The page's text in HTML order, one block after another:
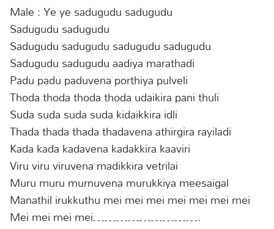
Male : Ye ye sadugudu sadugudu
Sadugudu sadugudu
Sadugudu sadugudu sadugudu sadugudu
Sadugudu sadugudu aadiya marathadi
Padu padu paduvena porthiya pulveli
Thoda thoda thoda thoda udaikira pani thuli
Suda suda suda suda kidaikkira idli
Thada thada thada thadavena athirgira rayiladi
Kada kada kadavena kadakkira kaaviri
Viru viru viruvena madikkira vetrilai
Muru muru murnuvena murukkiya meesaigal
Manathil irukkuthu mei mei mei mei mei mei mei
Mei mei mei mei……………………….